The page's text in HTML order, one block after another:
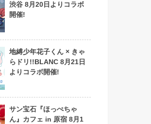
渋谷 8月20日よりコラボ
開催!
地縛少年花子くん × きゃ
らドリ!!BLANC 8月21日
よりコラボ開催!
サン宝石『ほっぺちゃ
ん』カフェ in 原宿 8月1